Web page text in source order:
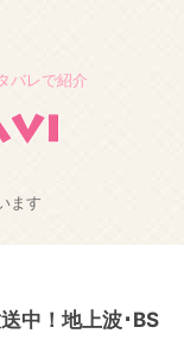
バレで紹介
ます
中！地上波･BS